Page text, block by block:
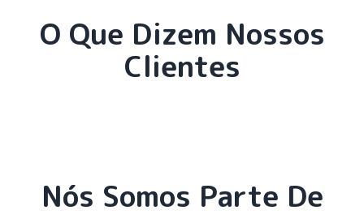
O Que Dizem Nossos
Clientes
Nós Somos Parte De